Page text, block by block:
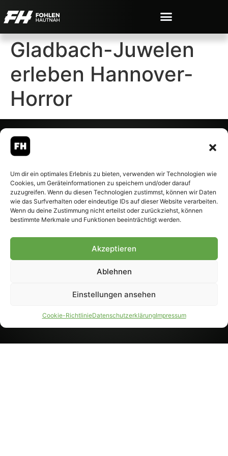
Um dir ein optimales Erlebnis zu bieten, verwenden wir Technologien wie
Cookies, um Geräteinformationen zu speichern und/oder darauf
zuzugreifen. Wenn du diesen Technologien zustimmst, können wir Daten
wie das Surfverhalten oder eindeutige IDs auf dieser Website verarbeiten.
Wenn du deine Zustimmung nicht erteilst oder zurückziehst, können
bestimmte Merkmale und Funktionen beeinträchtigt werden.
Akzeptieren
Ablehnen
Einstellungen ansehen
Cookie-RichtlinieDatenschutzerklärungImpressum
Gladbach-Juwelen
erleben Hannover-
Horror
– Alle rechte vorbehalten.
Fohlen-Hautnah.de ist ein
offiziell eingetragenes Magazin
bei der Deutschen
Nationalbibliothek (ISSN 1868-
Weiterverarbeitung, auch
Genehmigung.
PARTNER WERDEN
AGB